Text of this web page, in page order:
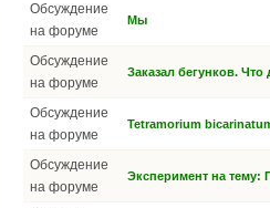
Обсуждение
на форуме
Мы
Обсуждение
на форуме
Заказал бегунков.
Обсуждение
на форуме
Tetramorium
Обсуждение
на форуме
Эксперимент на тему: